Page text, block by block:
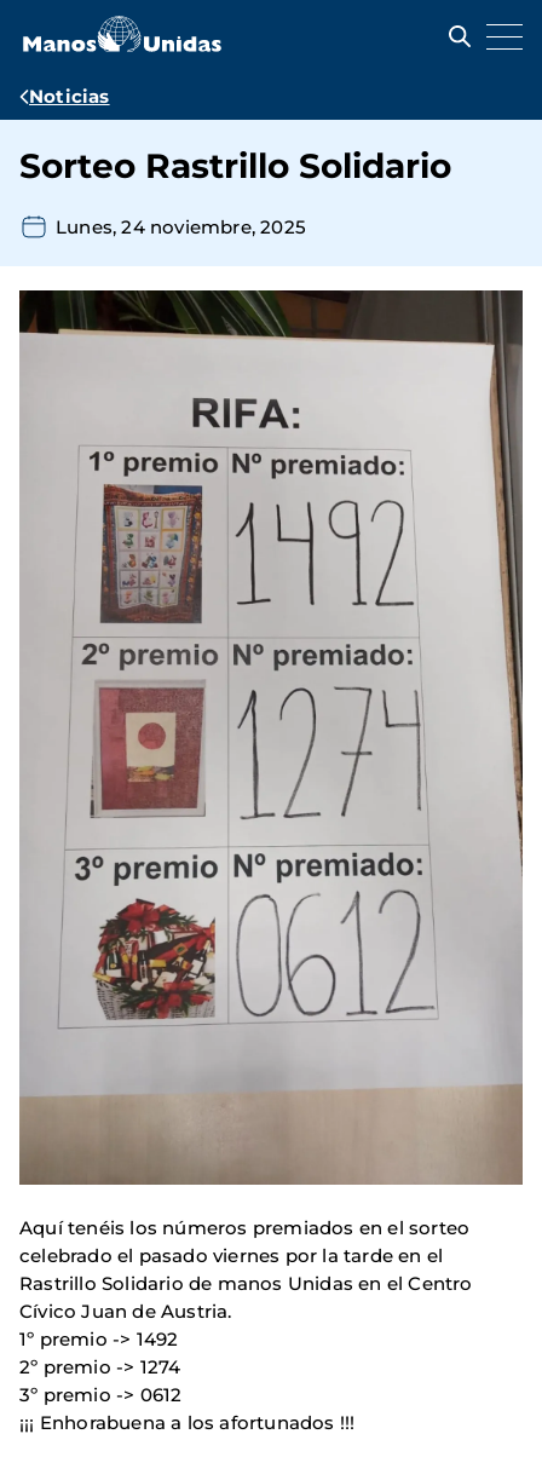
contenido
Ruta
navegación
Noticias
Sorteo Rastrillo Solidario
Lunes, 24 noviembre, 2025
Aquí tenéis los números premiados en el sorteo
celebrado el pasado viernes por la tarde en el
Rastrillo Solidario de manos Unidas en el Centro
Cívico Juan de Austria.
1º premio -> 1492
2º premio -> 1274
3º premio -> 0612
¡¡¡ Enhorabuena a los afortunados !!!